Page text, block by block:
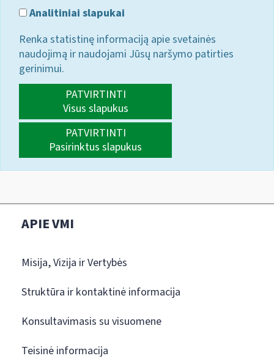
Analitiniai slapukai
Renka statistinę informaciją apie svetainės
naudojimą ir naudojami Jūsų naršymo patirties
gerinimui.
PATVIRTINTI
Visus slapukus
PATVIRTINTI
Pasirinktus slapukus
APIE VMI
Misija, Vizija ir Vertybės
Struktūra ir kontaktinė informacija
Konsultavimasis su visuomene
Teisinė informacija